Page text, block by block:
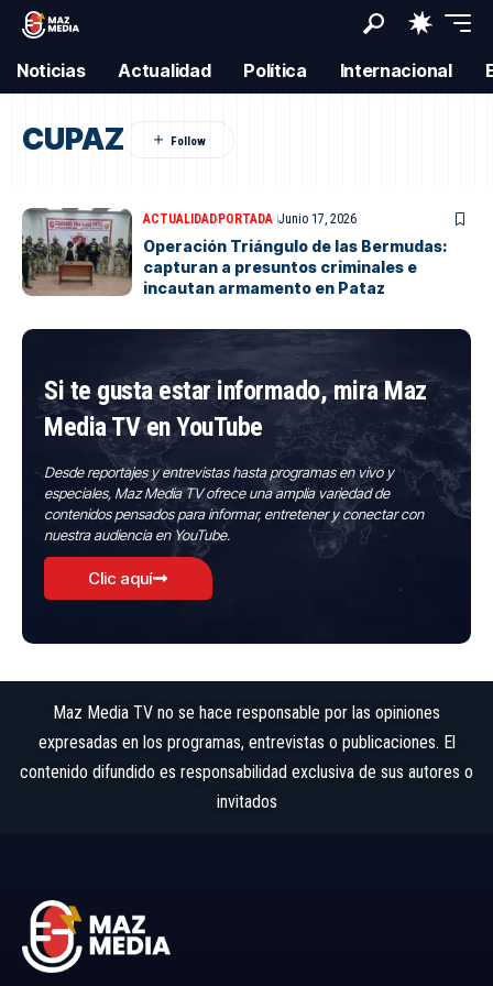
Noticias Actualidad Política Internacional
CUPAZ
ACTUALIDADPORTADA Junio 17, 2026
Operación Triángulo de las Bermudas:
capturan a presuntos criminales e
incautan armamento en Pataz
Si te gusta estar informado, mira Maz
Media TV en YouTube
Desde reportajes y entrevistas hasta programas en vivo y
especiales, Maz Media TV ofrece una amplia variedad de
contenidos pensados para informar, entretener y conectar con
nuestra audiencia en YouTube.
Clic aquí
Maz Media TV no se hace responsable por las opiniones
expresadas en los programas, entrevistas o publicaciones. El
contenido difundido es responsabilidad exclusiva de sus autores o
invitados